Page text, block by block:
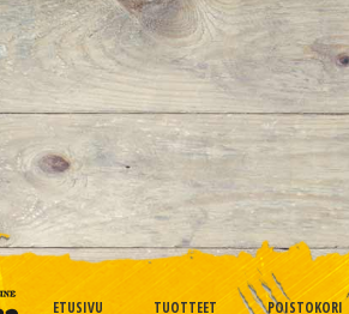
ETUSIVU TUOTTEET POISTOKORI